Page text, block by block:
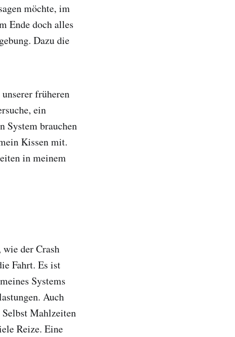
möchte, im
Ende doch alles
Dazu die
früheren
ein
System brauchen
Kissen mit.
in meinem
der Crash
Fahrt. Es ist
Systems
Auch
Selbst Mahlzeiten
Reize. Eine